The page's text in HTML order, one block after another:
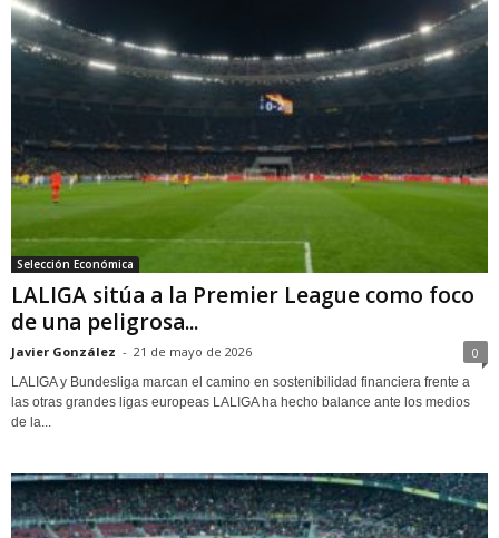
Selección Económica
LALIGA sitúa a la Premier League como foco
de una peligrosa...
Javier González - 21 de mayo de 2026 0
LALIGA y Bundesliga marcan el camino en sostenibilidad financiera frente a
las otras grandes ligas europeas LALIGA ha hecho balance ante los medios
de la...